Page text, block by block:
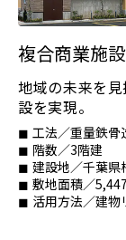
複合商業施設
地域の未来を
設を実現。
工法／重量鉄骨
階数／3階建
建設地／千葉県
敷地面積／
活用方法／建物